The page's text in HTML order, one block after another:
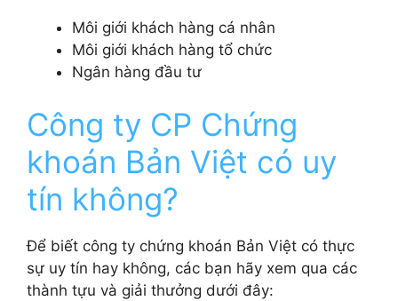
Môi giới khách hàng cá nhân
Môi giới khách hàng tổ chức
Ngân hàng đầu tư
Công ty CP Chứng
khoán Bản Việt có uy
tín không?
Để biết công ty chứng khoán Bản Việt có thực
sự uy tín hay không, các bạn hãy xem qua các
thành tựu và giải thưởng dưới đây: